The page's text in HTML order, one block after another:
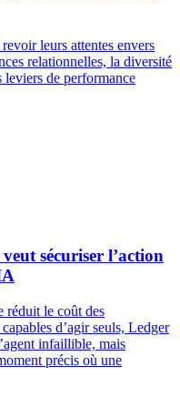
leurs attentes envers
relationnelles, la diversité
leviers de performance
sécuriser l’action
réduit le coût des
d’agir seuls, Ledger
infaillible, mais
précis où une